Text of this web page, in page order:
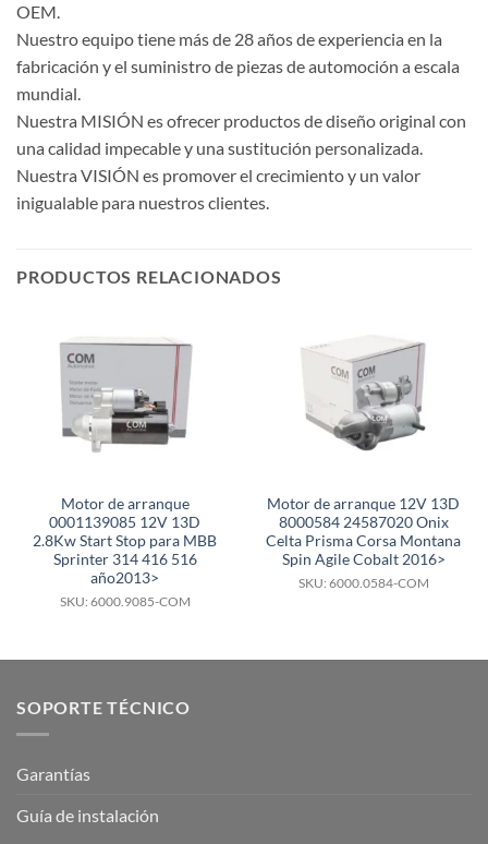
OEM.
Nuestro equipo tiene más de 28 años de experiencia en la
fabricación y el suministro de piezas de automoción a escala
mundial.
Nuestra MISIÓN es ofrecer productos de diseño original con
una calidad impecable y una sustitución personalizada.
Nuestra VISIÓN es promover el crecimiento y un valor
inigualable para nuestros clientes.
PRODUCTOS RELACIONADOS
Motor de arranque
0001139085 12V 13D
2.8Kw Start Stop para MBB
Sprinter 314 416 516
año2013>
SKU: 6000.9085-COM
Motor de arranque 12V 13D
8000584 24587020 Onix
Celta Prisma Corsa Montana
Spin Agile Cobalt 2016>
SKU: 6000.0584-COM
SOPORTE TÉCNICO
Garantías
Guía de instalación